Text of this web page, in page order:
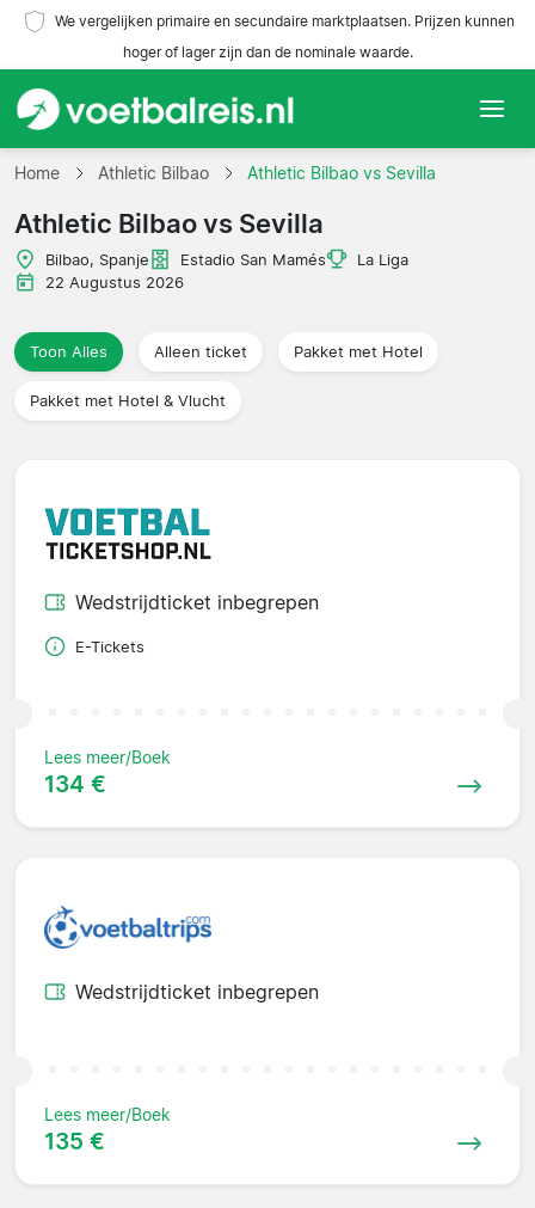
We vergelijken primaire en secundaire marktplaatsen. Prijzen kunnen
hoger of lager zijn dan de nominale waarde.
Home
Teams
Competities
Reisorganisaties
Home Athletic Bilbao Athletic Bilbao vs Sevilla
Athletic Bilbao vs Sevilla
Bilbao, Spanje Estadio San Mamés
La Liga
22 Augustus 2026
Toon Alles Alleen ticket Pakket met Hotel
Pakket met Hotel & Vlucht
Wedstrijdticket inbegrepen
E-Tickets
Lees meer/Boek
134 €
Wedstrijdticket inbegrepen
Lees meer/Boek
135 €